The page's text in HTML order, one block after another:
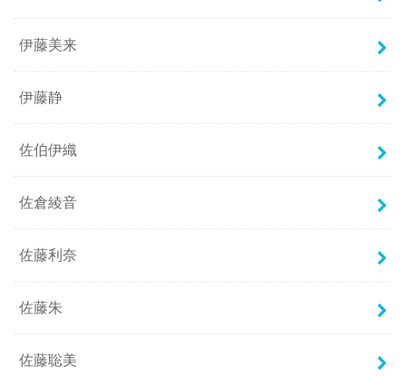
伊藤美来
伊藤静
佐伯伊織
佐倉綾音
佐藤利奈
佐藤朱
佐藤聡美